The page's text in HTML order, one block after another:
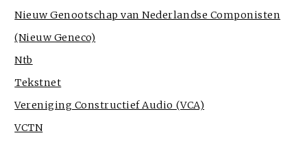
Nieuw Genootschap van Nederlandse Componisten
(Nieuw Geneco)
Ntb
Tekstnet
Vereniging Constructief Audio (VCA)
VCTN